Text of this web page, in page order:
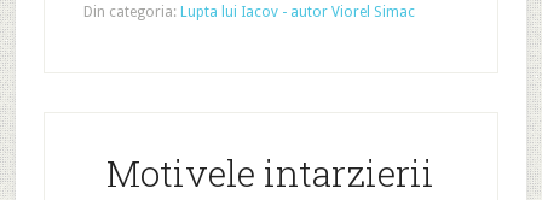
Din categoria: Lupta lui Iacov - autor Viorel Simac
Motivele intarzierii